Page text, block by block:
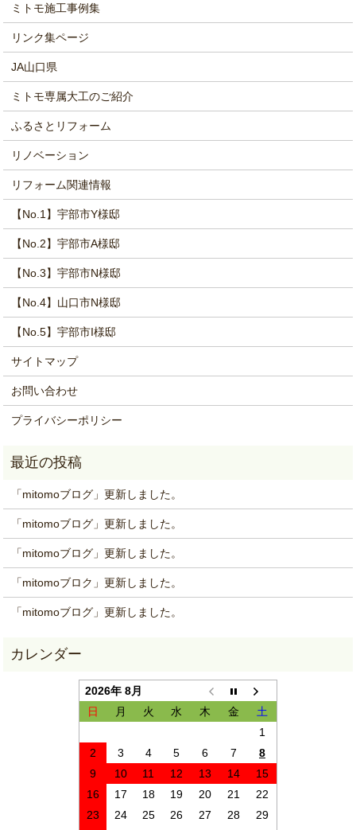
ミトモ施工事例集
リンク集ページ
JA山口県
ミトモ専属大工のご紹介
ふるさとリフォーム
リノベーション
リフォーム関連情報
【No.1】宇部市Y様邸
【No.2】宇部市A様邸
【No.3】宇部市N様邸
【No.4】山口市N様邸
【No.5】宇部市I様邸
サイトマップ
お問い合わせ
プライバシーポリシー
「mitomoブログ」更新しました。
「mitomoブログ」更新しました。
「mitomoブログ」更新しました。
「mitomoブロク」更新しました。
「mitomoブログ」更新しました。
2026年 8月
日
月 火 水 木 金
土
1
2
3 4 5 6 7
8
9
10 11 12 13 14
15
16
17 18 19 20 21
22
23
24 25 26 27 28
29